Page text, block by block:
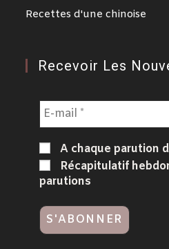
Recettes d'une chinoise
Recevoir Les
A chaque parution
Récapitulatif
parutions